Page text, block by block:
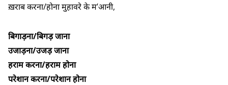
ख़राब करना/होना मुहावरे के म’आनी,
बिगाड़ना/बिगड़ जाना
उजाड़ना/उजड़ जाना
हराम करना/हराम होना
परेशान करना/परेशान होना